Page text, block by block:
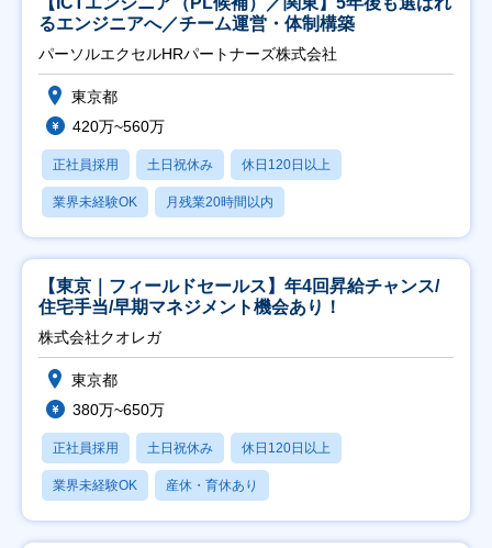
るエンジニアへ／チーム運営・体制構築
パーソルエクセルHRパートナーズ株式会社
東京都
420万~560万
正社員採用 土日祝休み 休日120日以上
業界未経験OK 月残業20時間以内
【東京｜フィールドセールス】年4回昇給チャンス/
住宅手当/早期マネジメント機会あり！
株式会社クオレガ
東京都
380万~650万
正社員採用 土日祝休み 休日120日以上
業界未経験OK 産休・育休あり